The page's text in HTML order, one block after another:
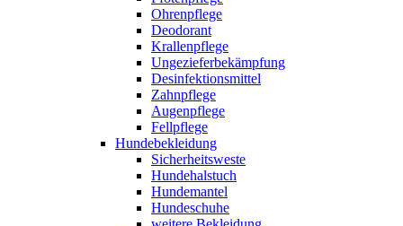
Ohrenpflege
Deodorant
Krallenpflege
Ungezieferbekämpfung
Desinfektionsmittel
Zahnpflege
Augenpflege
Fellpflege
Hundebekleidung
Sicherheitsweste
Hundehalstuch
Hundemantel
Hundeschuhe